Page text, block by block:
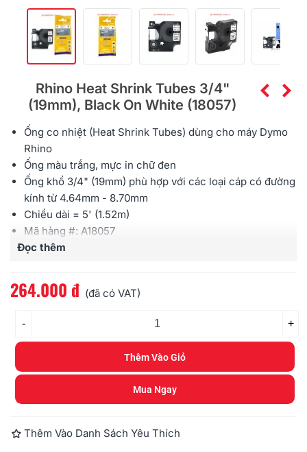
Rhino Heat Shrink Tubes 3/4"
(19mm), Black On White (18057)
Ống co nhiệt (Heat Shrink Tubes) dùng cho máy Dymo
Rhino
Ống màu trắng, mực in chữ đen
Ống khổ 3/4" (19mm) phù hợp với các loại cáp có đường
kính từ 4.64mm - 8.70mm
Chiều dài = 5' (1.52m)
Mã hàng #: A18057
Tỷ lệ co: 3:1
Đọc thêm
264.000 đ (đã có VAT)
- +
Thêm Vào Giỏ
Mua Ngay
Thêm Vào Danh Sách Yêu Thích